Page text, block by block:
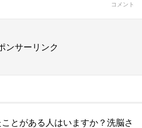
コメント
ンサーリンク
とがある人はいますか？洗脳さ